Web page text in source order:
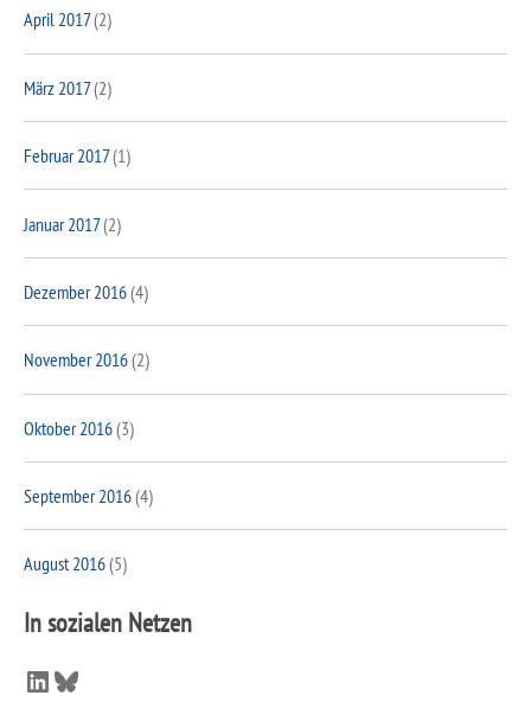
April 2017(2)
März 2017(2)
Februar 2017(1)
Januar 2017(2)
Dezember 2016(4)
November 2016(2)
Oktober 2016(3)
September 2016(4)
August 2016(5)
In sozialen Netzen
LinkedIn
Bluesky